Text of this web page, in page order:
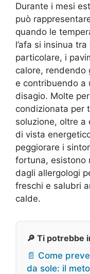
Durante i mesi
può
quando le
l’afa si insinua
particolare, i
calore, rendendo
e contribuendo a
disagio. Molte
condizionata per
soluzione, oltre a
di vista
peggiorare i
fortuna, esistono
dagli allergologi
freschi e salubri
calde.
🔎 Ti potrebbe
📄 Come
da sole: il